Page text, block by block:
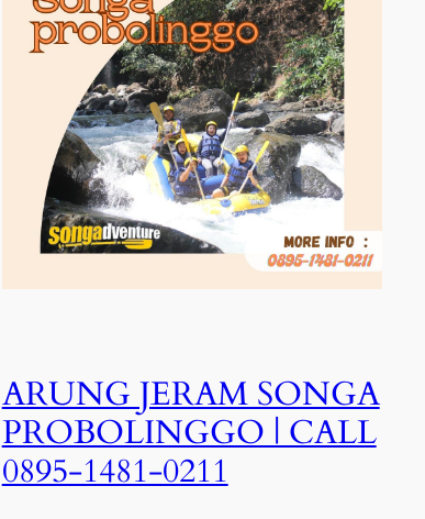
ARUNG JERAM SONGA
PROBOLINGGO | CALL
0895-1481-0211